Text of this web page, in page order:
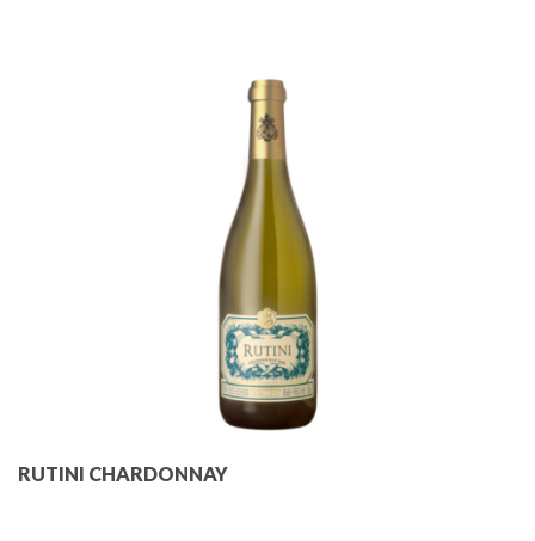
RUTINI CHARDONNAY